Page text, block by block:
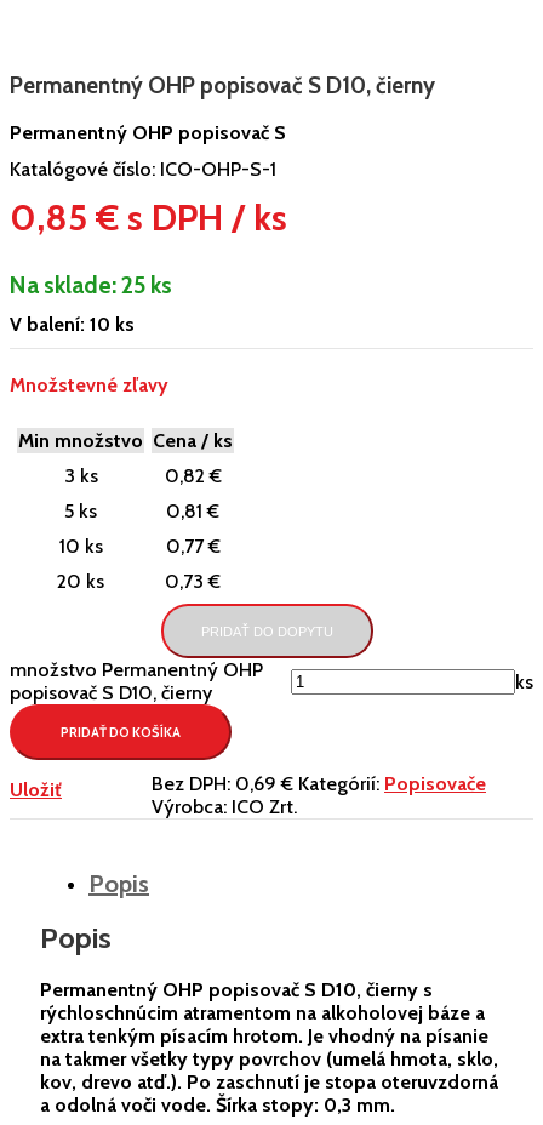
Permanentný OHP popisovač S D10, čierny
Permanentný OHP popisovač S
Katalógové číslo: ICO-OHP-S-1
0,85 € s DPH / ks
Na sklade:25 ks
V balení: 10 ks
Množstevné zľavy
Min množstvo Cena / ks
3 ks
0,82 €
5 ks
0,81 €
10 ks
0,77 €
20 ks
0,73 €
PRIDAŤ DO DOPYTU
množstvo Permanentný OHP
popisovač S D10, čierny
ks
PRIDAŤ DO KOŠÍKA
Uložiť Bez DPH: 0,69 € Kategórií: Popisovače
Výrobca: ICO Zrt.
Popis
Popis
Permanentný OHP popisovač S D10, čierny s
rýchloschnúcim atramentom na alkoholovej báze a
extra tenkým písacím hrotom. Je vhodný na písanie
na takmer všetky typy povrchov (umelá hmota, sklo,
kov, drevo atď.). Po zaschnutí je stopa oteruvzdorná
a odolná voči vode. Šírka stopy: 0,3 mm.